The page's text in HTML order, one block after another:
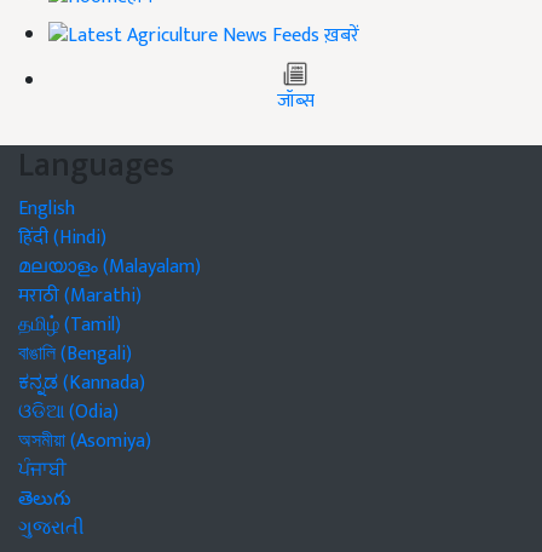
ख़बरें
जॉब्स
Languages
English
हिंदी (Hindi)
മലയാളം (Malayalam)
मराठी (Marathi)
தமிழ் (Tamil)
বাঙালি (Bengali)
ಕನ್ನಡ (Kannada)
ଓଡିଆ (Odia)
অসমীয়া (Asomiya)
ਪੰਜਾਬੀ
తెలుగు
ગુજરાતી